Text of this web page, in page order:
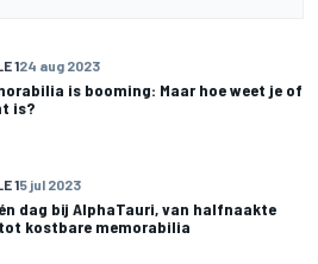
124 aug 2023
is booming: Maar hoe weet je of
is?
15 jul 2023
dag bij AlphaTauri, van halfnaakte
tot kostbare memorabilia